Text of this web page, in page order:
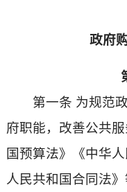
政府
第一条 为规范政
府职能，改善公共
国预算法》《中华
人民共和国合同法